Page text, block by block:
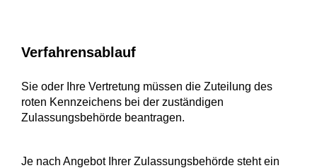
Verfahrensablauf
Sie oder Ihre Vertretung müssen die Zuteilung des
roten Kennzeichens bei der zuständigen
Zulassungsbehörde beantragen.
Je nach Angebot Ihrer Zulassungsbehörde steht ein